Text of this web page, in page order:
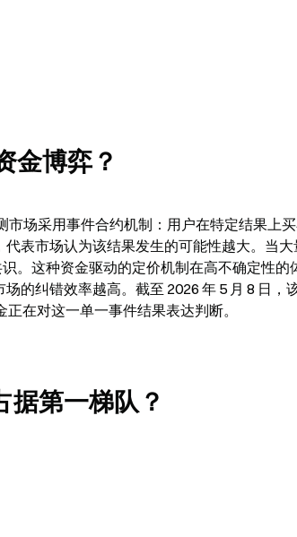
金博弈？
场采用事件合约机制：用户在特定结果上
表市场认为该结果发生的可能性越大。当
。这种资金驱动的定价机制在高不确定性的
的纠错效率越高。截至 2026 年 5 月 8 日，
在对这一单一事件结果表达判断。
第一梯队？